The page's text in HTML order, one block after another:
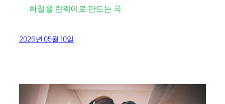
하철을 런웨이로 만드는 곡
2026년 05월 10일